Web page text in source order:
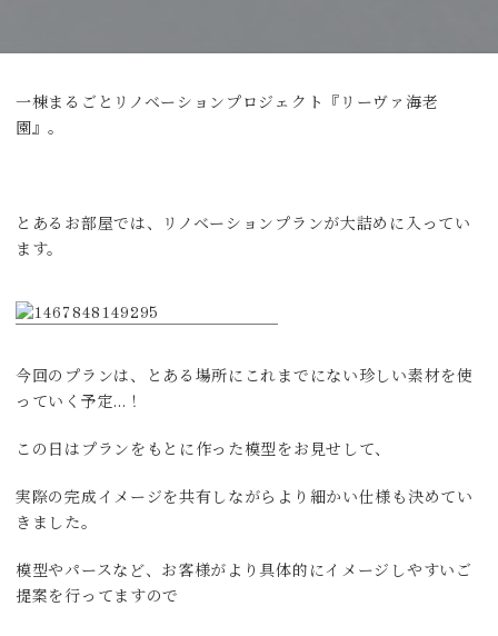
一棟まるごとリノベーションプロジェクト『リーヴァ海老
園』。
とあるお部屋では、リノベーションプランが大詰めに入ってい
ます。
今回のプランは、とある場所にこれまでにない珍しい素材を使
っていく予定…！
この日はプランをもとに作った模型をお見せして、
実際の完成イメージを共有しながらより細かい仕様も決めてい
きました。
模型やパースなど、お客様がより具体的にイメージしやすいご
提案を行ってますので